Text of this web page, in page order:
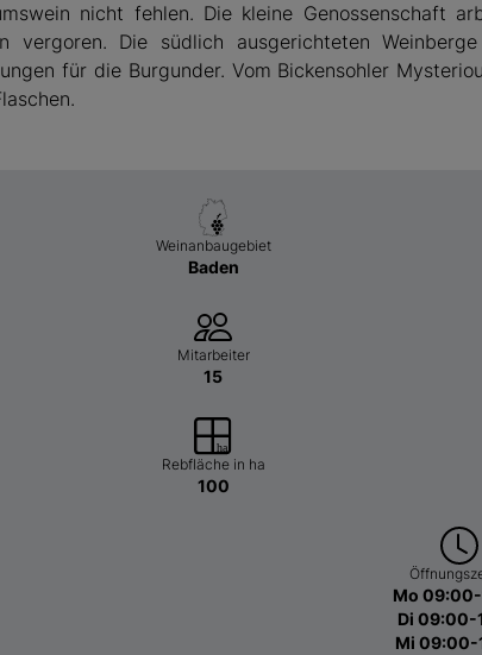
nicht fehlen. Die kleine Genossenschaft
vergoren. Die südlich ausgerichteten
für die Burgunder. Vom Bickensohler
Weinanbaugebiet
Baden
Mitarbeiter
15
Rebfläche in ha
100
Mo
Di 09:00-
Mi 09:00-